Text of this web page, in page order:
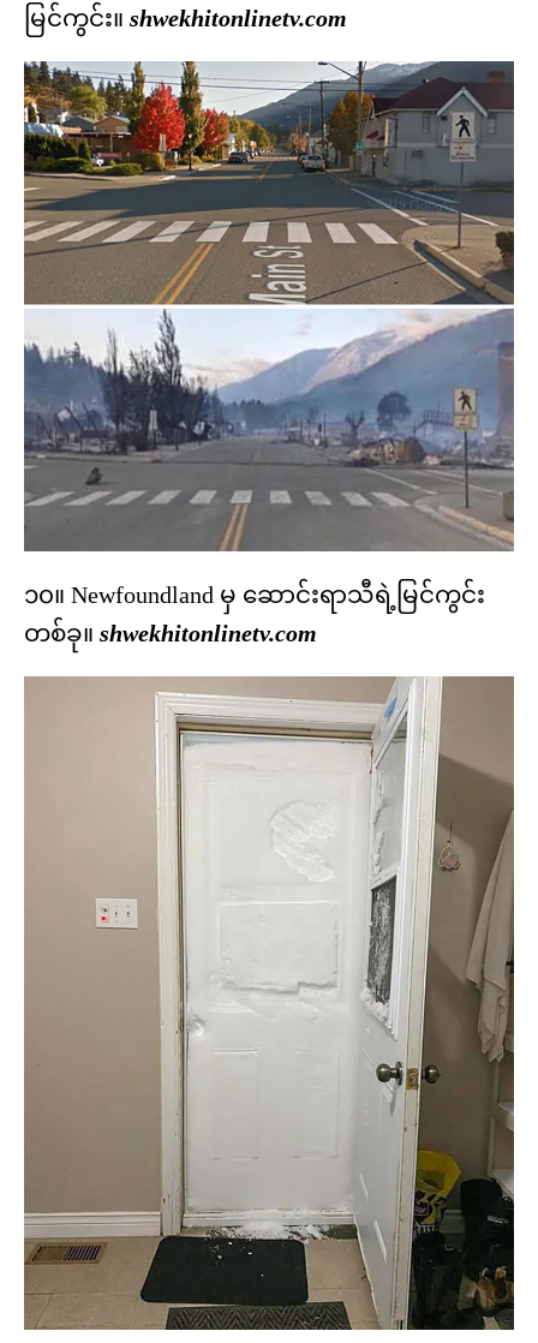
မြင်ကွင်း။ shwekhitonlinetv.com
၁၀။ Newfoundland မှ ဆောင်းရာသီရဲ့မြင်ကွင်း
တစ်ခု။ shwekhitonlinetv.com